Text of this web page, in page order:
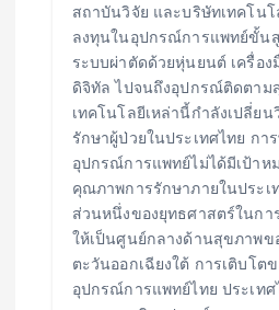
สถาบันวิจัย และบริษัทเทคโนโ
ลงทุนในอุปกรณ์การแพทย์ขั้น
ระบบผ่าตัดด้วยหุ่นยนต์ เครื่อง
ดิจิทัล ไปจนถึงอุปกรณ์ติดตาม
เทคโนโลยีเหล่านี้กำลังเปลี่ย
รักษาผู้ป่วยในประเทศไทย ก
อุปกรณ์การแพทย์ไม่ได้มีเป้าหม
คุณภาพการรักษาภายในประเ
ส่วนหนึ่งของยุทธศาสตร์ในกา
ให้เป็นศูนย์กลางด้านสุขภาพข
ตะวันออกเฉียงใต้ การเติบโต
อุปกรณ์การแพทย์ไทย ประเท